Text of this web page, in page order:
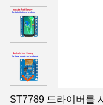
ST7789 드라이버를